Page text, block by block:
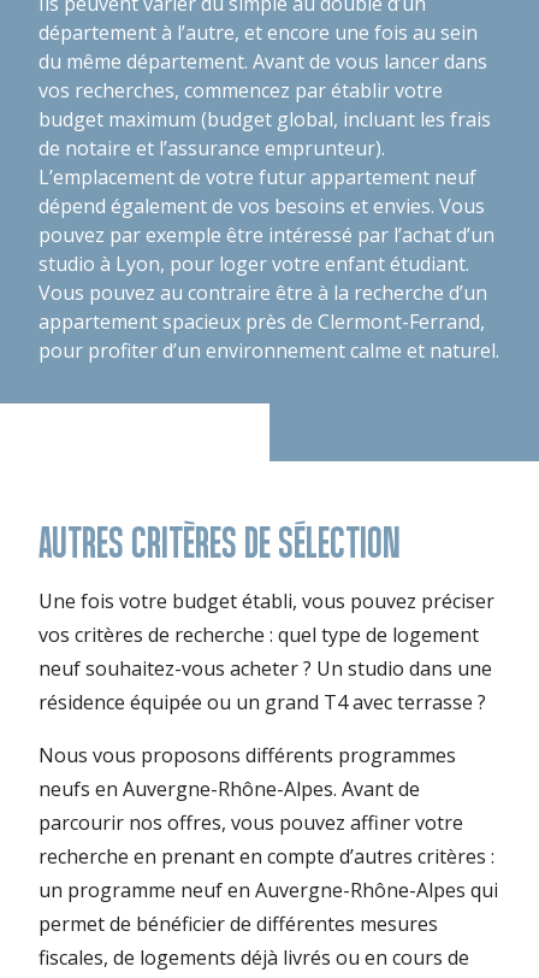
département à l’autre, et encore une fois au sein
du même département. Avant de vous lancer dans
vos recherches, commencez par établir votre
budget maximum (budget global, incluant les frais
de notaire et l’assurance emprunteur).
L’emplacement de votre futur appartement neuf
dépend également de vos besoins et envies. Vous
pouvez par exemple être intéressé par l’achat d’un
studio à Lyon, pour loger votre enfant étudiant.
Vous pouvez au contraire être à la recherche d’un
appartement spacieux près de Clermont-Ferrand,
pour profiter d’un environnement calme et naturel.
AUTRES CRITÈRES DE SÉLECTION
Une fois votre budget établi, vous pouvez préciser
vos critères de recherche : quel type de logement
neuf souhaitez-vous acheter ? Un studio dans une
résidence équipée ou un grand T4 avec terrasse ?
Nous vous proposons différents programmes
neufs en Auvergne-Rhône-Alpes. Avant de
parcourir nos offres, vous pouvez affiner votre
recherche en prenant en compte d’autres critères :
un programme neuf en Auvergne-Rhône-Alpes qui
permet de bénéficier de différentes mesures
fiscales, de logements déjà livrés ou en cours de